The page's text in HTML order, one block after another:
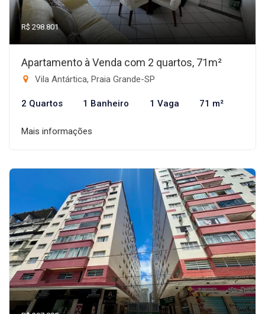
R$ 298.801
Apartamento à Venda com 2 quartos, 71m²
Vila Antártica, Praia Grande-SP
2 Quartos 1 Banheiro 1 Vaga 71 m²
Mais informações